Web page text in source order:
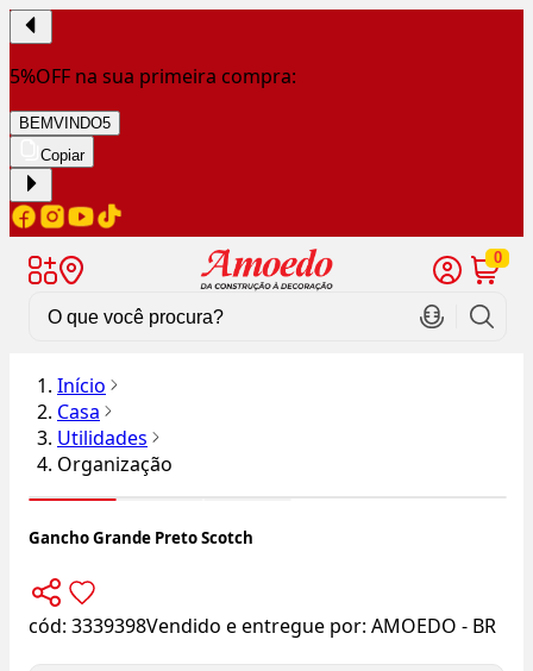
5%OFF na sua primeira compra:
BEMVINDO5
Copiar
0
Início
Casa
Utilidades
Organização
Gancho Grande Preto Scotch
cód: 3339398Vendido e entregue por: AMOEDO - BR